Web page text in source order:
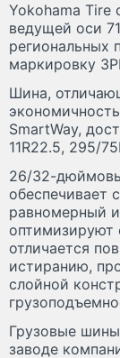
Yokohama Tire
ведущей оси
региональных
маркировку
Шина,
SmartWay,
11R22.5, 295/
26/32-
обеспечивает
равномерный
оптимизируют
отличается
истиранию,
слойной
Грузовые
заводе